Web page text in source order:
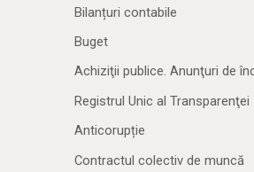
Bilanțuri contabile
Buget
Achiziţii publice. Anunţuri de
Registrul Unic al
Anticorupție
Contractul colectiv de muncă